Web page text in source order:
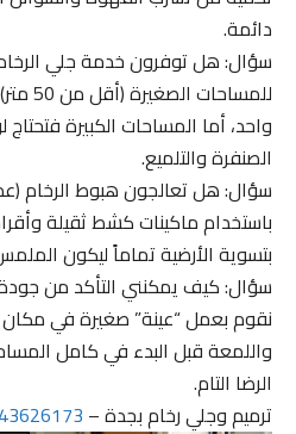
دائمة.
سؤال: هل توفرون خدمة جلي الرخام
للمساحات
واحد، أما المساحات الكبيرة
الصنفرة والتلميع.
سؤال: هل تعالجون هبوط الرخام (عدم
باستخدام ماكينات كشط ثقيلة
بتسوية الأرضية تماماً ليكون
سؤال: كيف يمكنني التأكد من جودة
نقوم بعمل “عينة” صغيرة في مكان
واللمعة قبل البدء في كامل المساحة،
الرضا التام.
ترميم وجلي رخام بجدة –0543626173